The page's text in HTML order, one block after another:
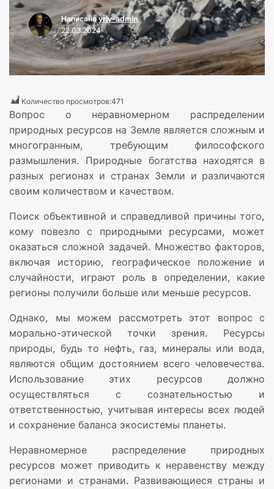
Написаноyriy-admin
22.03.2024
Количество просмотров:471
Вопрос о неравномерном распределении
природных ресурсов на Земле является сложным и
многогранным, требующим философского
размышления. Природные богатства находятся в
разных регионах и странах Земли и различаются
своим количеством и качеством.
Поиск объективной и справедливой причины того,
кому повезло с природными ресурсами, может
оказаться сложной задачей. Множество факторов,
включая историю, географическое положение и
случайности, играют роль в определении, какие
регионы получили больше или меньше ресурсов.
Однако, мы можем рассмотреть этот вопрос с
морально-этической точки зрения. Ресурсы
природы, будь то нефть, газ, минералы или вода,
являются общим достоянием всего человечества.
Использование этих ресурсов должно
осуществляться с сознательностью и
ответственностью, учитывая интересы всех людей
и сохранение баланса экосистемы планеты.
Неравномерное распределение природных
ресурсов может приводить к неравенству между
регионами и странами. Развивающиеся страны и